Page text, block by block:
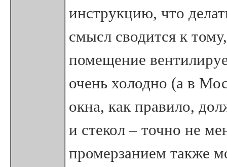
инструкцию, что
смысл сводится к
помещение
очень холодно (а в
окна, как правило,
и стекол – точно не
промерзанием также